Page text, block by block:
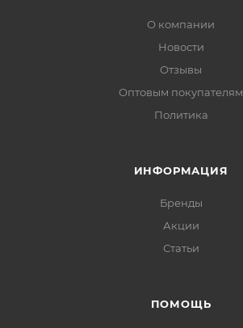
О компании
Новости
Отзывы
Оптовым покупателям
Политика
ИНФОРМАЦИЯ
Бренды
Акции
Статьи
ПОМОЩЬ